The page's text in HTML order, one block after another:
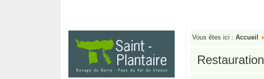
Vous êtes ici : Accueil
Restauration